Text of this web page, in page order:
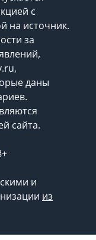
с
на источник.
за
даны
сайта.
и
из